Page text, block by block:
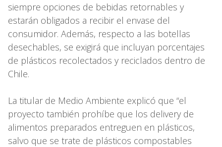
siempre opciones de bebidas retornables y
estarán obligados a recibir el envase del
consumidor. Además, respecto a las botellas
desechables, se exigirá que incluyan porcentajes
de plásticos recolectados y reciclados dentro de
Chile.
La titular de Medio Ambiente explicó que “el
proyecto también prohíbe que los delivery de
alimentos preparados entreguen en plásticos,
salvo que se trate de plásticos compostables